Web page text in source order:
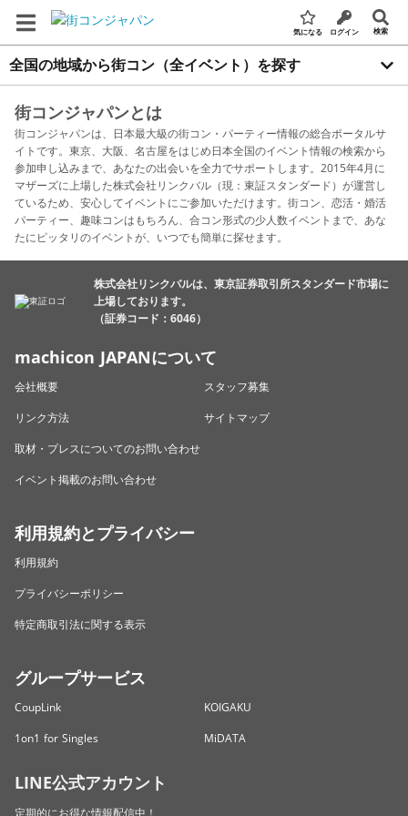
気になる ログイン 検索
全国の地域から街コン（全イベント）を探す
街コンジャパンとは
街コンジャパンは、日本最大級の街コン・パーティー情報の総合ポータルサ
イトです。東京、大阪、名古屋をはじめ日本全国のイベント情報の検索から
参加申し込みまで、あなたの出会いを全力でサポートします。2015年4月に
マザーズに上場した株式会社リンクバル（現：東証スタンダード）が運営し
ているため、安心してイベントにご参加いただけます。街コン、恋活・婚活
パーティー、趣味コンはもちろん、合コン形式の少人数イベントまで、あな
たにピッタリのイベントが、いつでも簡単に探せます。
株式会社リンクバルは、東京証券取引所スタンダード市場に
上場しております。
（証券コード：6046）
machicon JAPANについて
会社概要
スタッフ募集
リンク方法
サイトマップ
取材・プレスについてのお問い合わせ
イベント掲載のお問い合わせ
利用規約とプライバシー
利用規約
プライバシーポリシー
特定商取引法に関する表示
グループサービス
CoupLink
KOIGAKU
1on1 for Singles
MiDATA
LINE公式アカウント
定期的にお得な情報配信中！